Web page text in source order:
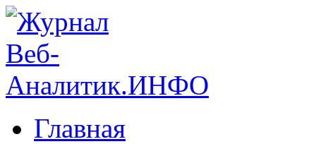
Главная